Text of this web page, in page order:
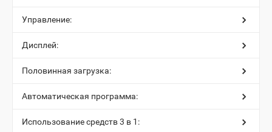
Управление:
Дисплей:
Половинная загрузка:
Автоматическая программа:
Использование средств 3 в 1: